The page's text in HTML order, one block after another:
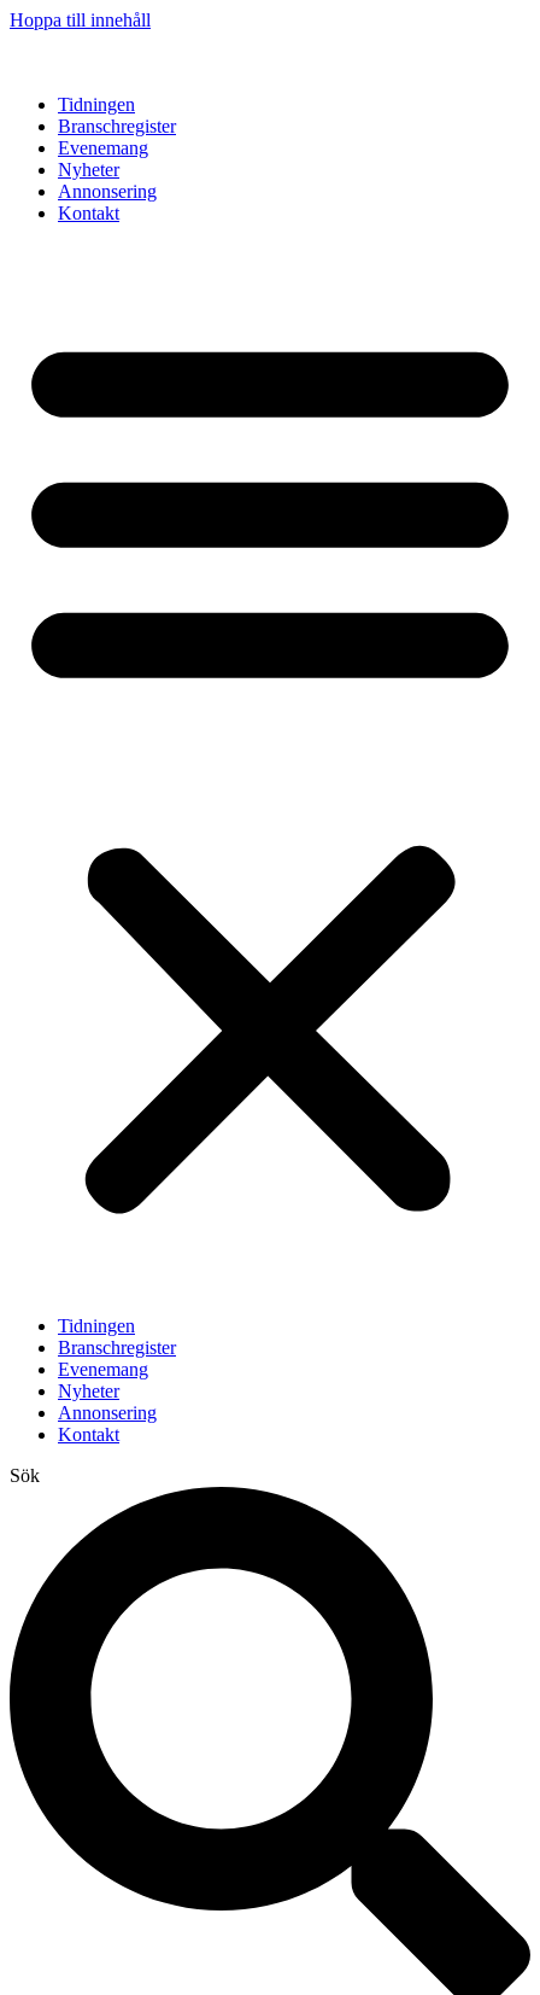
Hoppa till innehåll
Tidningen
Branschregister
Evenemang
Nyheter
Annonsering
Kontakt
Tidningen
Branschregister
Evenemang
Nyheter
Annonsering
Kontakt
Sök